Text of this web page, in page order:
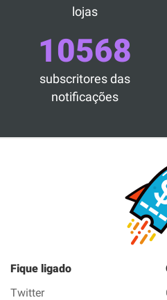
lojas
10568
subscritores das
notificações
Fique ligado
Twitter